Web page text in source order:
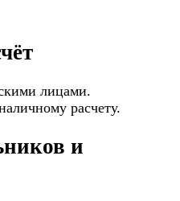
лицами.
расчету.
и